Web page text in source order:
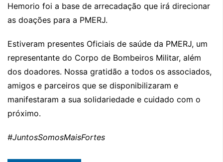
Hemorio foi a base de arrecadação que irá direcionar
as doações para a PMERJ.
Estiveram presentes Oficiais de saúde da PMERJ, um
representante do Corpo de Bombeiros Militar, além
dos doadores. Nossa gratidão a todos os associados,
amigos e parceiros que se disponibilizaram e
manifestaram a sua solidariedade e cuidado com o
próximo.
#JuntosSomosMaisFortes